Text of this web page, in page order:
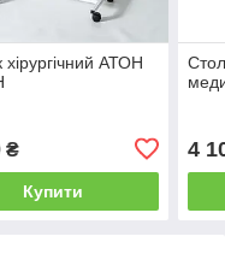
хірургічний АТОН
₴
Купити
4